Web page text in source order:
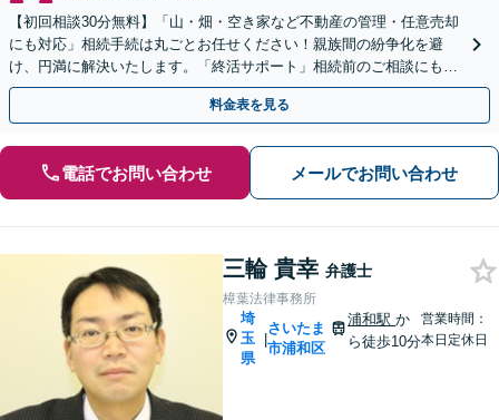
【初回相談30分無料】「山・畑・空き家など不動産の管理・任意売却
にも対応」相続手続は丸ごとお任せください！親族間の紛争化を避
け、円満に解決いたします。「終活サポート」相続前のご相談にも対
応いたします【休日・夜間面談可】【浦和駅2分】
料金表を見る
電話でお問い合わせ メールでお問い合わせ
三輪 貴幸 弁護士
樟葉法律事務所
埼
玉
県
|
さいたま
市浦和区
浦和駅か
ら徒歩10分
営業時間：
本日定休日